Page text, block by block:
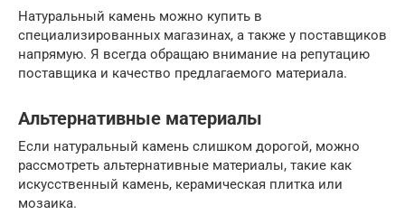
Натуральный камень можно купить в
специализированных магазинах, а также у поставщиков
напрямую. Я всегда обращаю внимание на репутацию
поставщика и качество предлагаемого материала.
Альтернативные материалы
Если натуральный камень слишком дорогой, можно
рассмотреть альтернативные материалы, такие как
искусственный камень, керамическая плитка или
мозаика.